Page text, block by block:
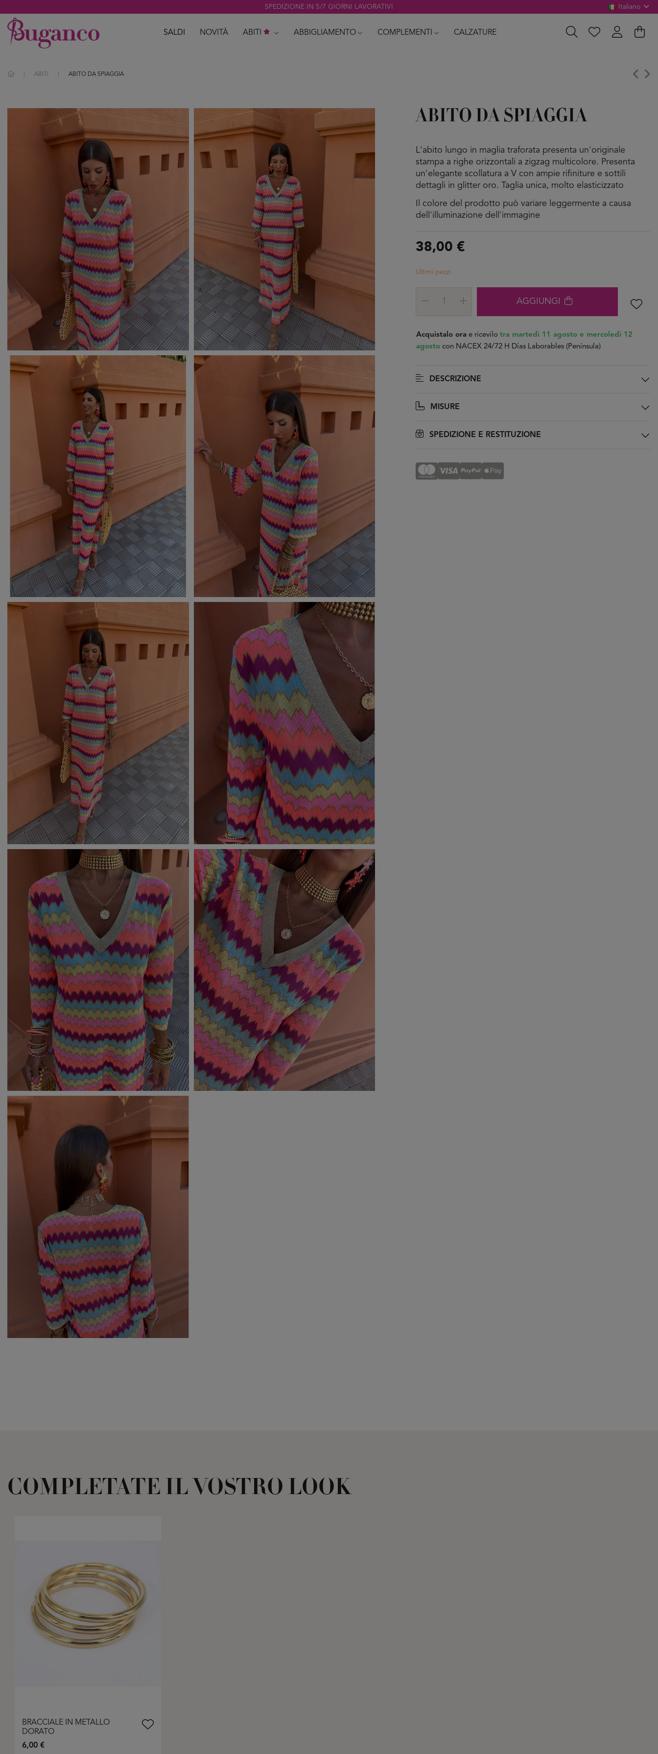
SPEDIZIONE IN 5/7 GIORNI LAVORATIVI Italiano
SALDI NOVITÀ ABITI ABBIGLIAMENTO COMPLEMENTI CALZATURE
ABITI ABITO DA SPIAGGIA
ABITO DA SPIAGGIA
L'abito lungo in maglia traforata presenta un'originale
stampa a righe orizzontali a zigzag multicolore. Presenta
un'elegante scollatura a V con ampie rifiniture e sottili
dettagli in glitter oro. Taglia unica, molto elasticizzato
Il colore del prodotto può variare leggermente a causa
dell'illuminazione dell'immagine
38,00 €
Ultimi pezzi
AGGIUNGI
Acquistalo ora e ricevilotra martedì 11 agosto e mercoledì 12
agosto con NACEX 24/72 H Días Laborables (Península)
DESCRIZIONE
MISURE
SPEDIZIONE E RESTITUZIONE
COMPLETATE IL VOSTRO LOOK
BRACCIALE IN METALLO
DORATO
6,00 €